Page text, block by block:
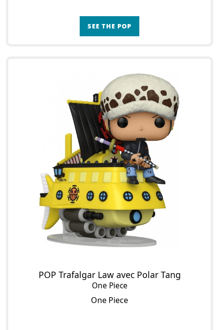
SEE THE POP
POP Trafalgar Law avec Polar Tang
One Piece
One Piece